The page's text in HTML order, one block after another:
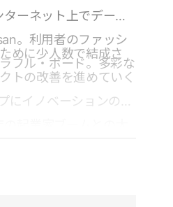
ーネット上でデータ
。利用者のファッシ
フル・ボード。多彩な
めに少人数で結成さ
トの改善を進めていく
にイノベーションのヒ
、起業家が育つ土壌は